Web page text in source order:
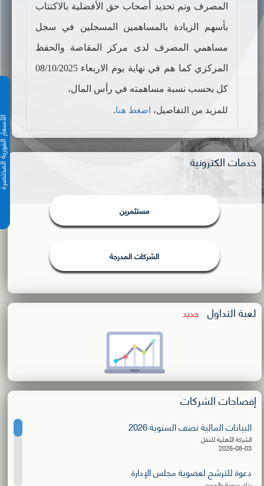
الأسعار
المصرف وتم تحديد أصحاب حق الأفضلية بالاكتتاب
بأسهم الزيادة بالمساهمين المسجلين في سجل
مساهمي المصرف لدى مركز المقاصة والحفظ
المركزي كما هم في نهاية يوم الاربعاء 08/10/2025
كل بحسب نسبة مساهمته في رأس المال،
للمزيد من التفاصيل، اضغط هنا.
خدمات الكترونية
مستثمرين
الشركات المدرجة
لعبة التداول جديد
إفصاحات الشركات
البيانات المالية نصف السنوية 2026
الشركة الأهلية للنقل
2026-08-03
دعوة للترشح لعضوية مجلس الإدارة